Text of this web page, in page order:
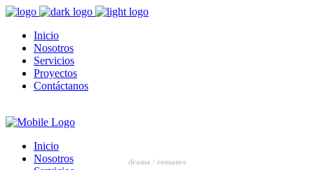
Inicio
Nosotros
Servicios
Proyectos
Contáctanos
Inicio
Nosotros
drama / romance